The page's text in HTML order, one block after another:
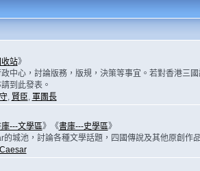
站》
中心，討論版務，版規，決策等事宜。若對香港三
到此發表。
, 賢臣, 軍團長
---文學區》《書庫---史學區》
的城池，討論各種文學話題，四國傳說及其他原創作
Caesar